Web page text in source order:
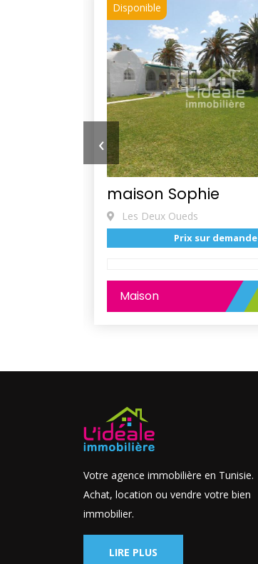
Disponible
maison Sophie
Les Deux Oueds
Prix sur demande
Maison
‹
Votre agence immobilière en Tunisie.
Achat, location ou vendre votre bien
immobilier.
LIRE PLUS